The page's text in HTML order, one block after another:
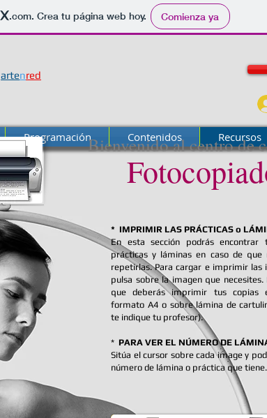
.com. Crea tu página web hoy. Comienza ya
artenred
Programación Contenidos Recursos
Bienvenido al centro de
* IMPRIMIR LAS PRÁCTICAS o
En esta sección podrás encontrar
prácticas y láminas en caso de que
repetirlas. Para cargar e imprimir las
pulsa sobre la imagen que necesites.
que deberás imprimir tus copias
formato A4 o sobre lámina de
te indique tu profesor).
* PARA VER EL NÚMERO DE
Sitúa el cursor sobre cada image y
número de lámina o práctica que tiene.